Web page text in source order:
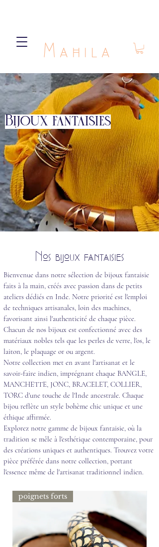
Mahila
Bijoux fantaisies
Nos bijoux fantaisies
Bienvenue dans notre sélection de bijoux fantaisie
faits à la main, créés avec passion dans de petits
ateliers dédiés en Inde. Notre priorité est l'emploi
de techniques artisanales, loin des machines,
favorisant ainsi l'authenticité de chaque pièce.
Chacun de nos bijoux est confectionné avec des
matériaux nobles tels que les perles de verre, l'os, le
laiton, le plaquage or ou argent.
Notre collection met en avant l'artisanat et le
savoir-faire indien, imprégnant chaque BANGLE,
MANCHETTE, JONC, BRACELET, COLLIER,
TORC d'une touche de l'Inde ancestrale. Chaque
bijou reflète un style bohème chic unique et une
éthique affirmée.
Explorez notre gamme de bijoux fantaisie, où la
tradition se mêle à l'esthétique contemporaine, pour
des créations uniques et authentiques. Trouvez votre
pièce préférée dans notre collection, portant
l'essence même de l'artisanat traditionnel indien.
poignets forts